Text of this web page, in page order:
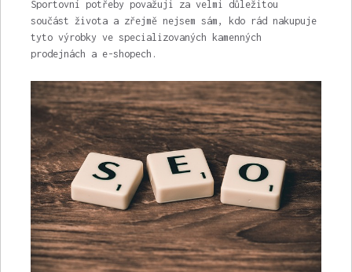
Sportovní potřeby považuji za velmi důležitou
součást života a zřejmě nejsem sám, kdo rád nakupuje
tyto výrobky ve specializovaných kamenných
prodejnách a e-shopech.